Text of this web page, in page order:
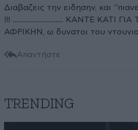
Διαβαζεις την ειδησην, και
!!! ......................... ΚΑΝΤΕ ΚΑΤΙ
ΑΦΡΙΚΗΝ, ω δυνατοι του
Απαντήστε
TRENDING